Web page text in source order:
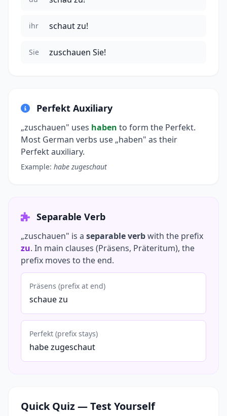
ihr schaut zu!
Sie zuschauen Sie!
Perfekt Auxiliary
„zuschauen" uses haben to form the Perfekt.
Most German verbs use „haben" as their
Perfekt auxiliary.
Example: habe zugeschaut
Separable Verb
„zuschauen" is a separable verbwith the prefix
zu. In main clauses (Präsens, Präteritum), the
prefix moves to the end.
Präsens (prefix at end)
schaue zu
Perfekt (prefix stays)
habe zugeschaut
Quick Quiz — Test Yourself